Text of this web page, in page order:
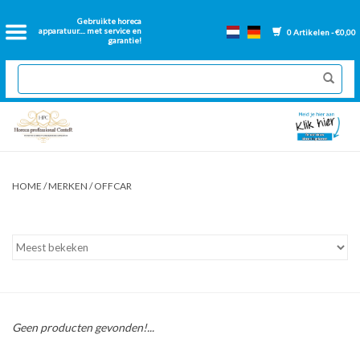
Gebruikte horeca
apparatuur.... met service en
garantie!
0 Artikelen - €0,00
Home
2dehands Horeca
Nieuwe apparatuur
Onderdelen bakwanden
Over ons
HOME /MERKEN /OFFCAR
Geen producten gevonden!...